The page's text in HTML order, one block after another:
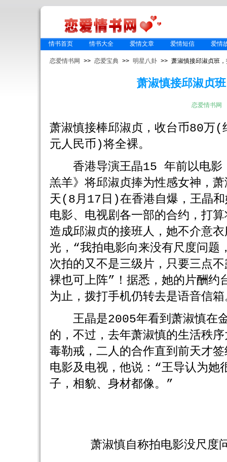
情书首页 情书大全 爱情文章 爱情短信 爱情
恋爱情书网 >>恋爱宝典 >>明星八卦 >> 萧淑慎接邱淑贞班
萧淑慎接邱淑贞
恋爱情书网
萧淑慎接棒邱淑贞，收台币80万(
元人民币)将全裸。
香港导演王晶15 年前以电影
羔羊》将邱淑贞捧为性感女神，
天(8月17日)在香港自爆，王晶和
电影、电视剧各一部的合约，打
造成邱淑贞的接班人，她不介意
光，“我拍电影向来没有尺度问题
次拍的又不是三级片，只要三点
裸也可上阵”！据悉，她的片酬约
为止，拨打手机仍转去是语音信箱
王晶是2005年看到萧淑慎在金
的，不过，去年萧淑慎的生活秩
毒勒戒，二人的合作直到前天才
电影及电视，他说：“王导认为她
子，相貌、身材都像。”
萧淑慎自称拍电影没尺度